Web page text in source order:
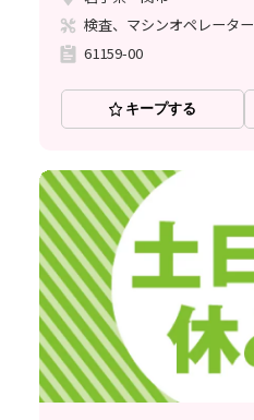
検査、マシンオペレーター
61159-00
キープする